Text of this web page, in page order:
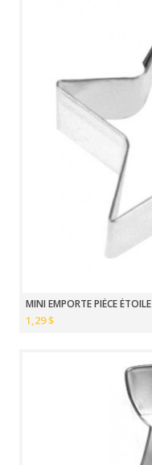
MINI EMPORTE PIÈCE ÉTOILE
1,29 $